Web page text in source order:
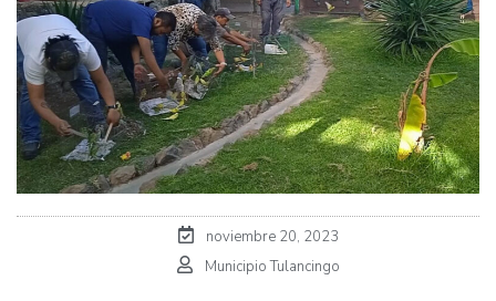
noviembre 20, 2023
Municipio Tulancingo